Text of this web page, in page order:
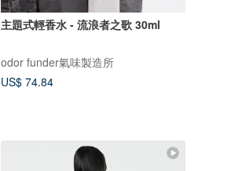
主題式輕香水 - 流浪者之歌 30ml
odor funder氣味製造所
US$ 74.84